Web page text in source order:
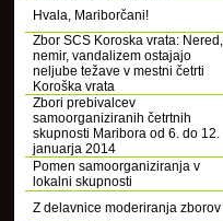
Hvala, Mariborčani!
Zbor SCS Koroska vrata: Nered,
nemir, vandalizem ostajajo
neljube težave v mestni četrti
Koroška vrata
Zbori prebivalcev
samoorganiziranih četrtnih
skupnosti Maribora od 6. do 12.
januarja 2014
Pomen samoorganiziranja v
lokalni skupnosti
Z delavnice moderiranja zborov